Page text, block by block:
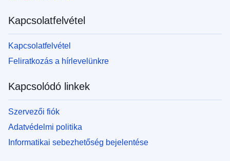
Kapcsolatfelvétel
Kapcsolatfelvétel
Feliratkozás a hírlevelünkre
Kapcsolódó linkek
Szervezői fiók
Adatvédelmi politika
Informatikai sebezhetőség bejelentése